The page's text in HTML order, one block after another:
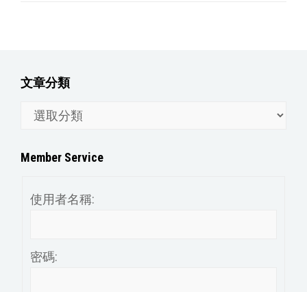
文章分類
分
Member Service
使用者名稱:
密碼: